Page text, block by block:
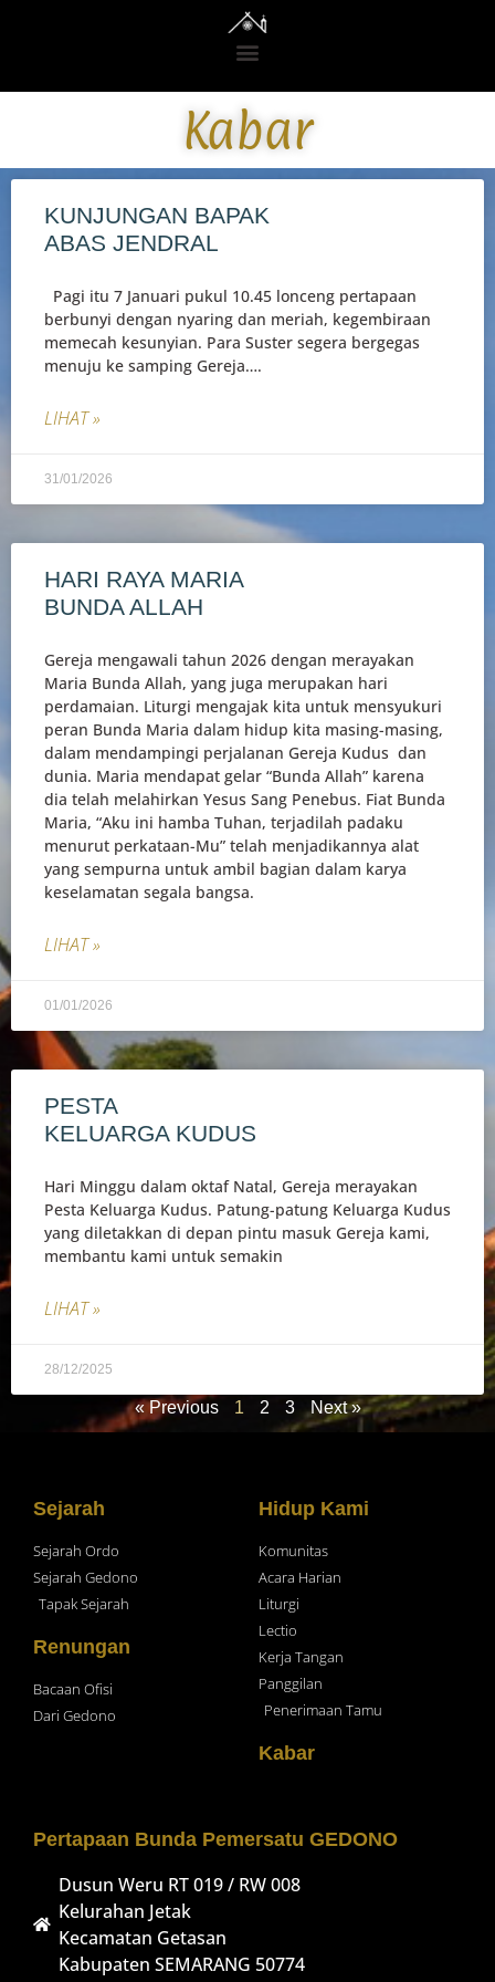
Kabar
KUNJUNGAN BAPAK
ABAS JENDRAL
Pagi itu 7 Januari pukul 10.45 lonceng pertapaan
berbunyi dengan nyaring dan meriah, kegembiraan
memecah kesunyian. Para Suster segera bergegas
menuju ke samping Gereja….
LIHAT »
31/01/2026
HARI RAYA MARIA
BUNDA ALLAH
Gereja mengawali tahun 2026 dengan merayakan
Maria Bunda Allah, yang juga merupakan hari
perdamaian. Liturgi mengajak kita untuk mensyukuri
peran Bunda Maria dalam hidup kita masing-masing,
dalam mendampingi perjalanan Gereja Kudus dan
dunia. Maria mendapat gelar “Bunda Allah” karena
dia telah melahirkan Yesus Sang Penebus. Fiat Bunda
Maria, “Aku ini hamba Tuhan, terjadilah padaku
menurut perkataan-Mu” telah menjadikannya alat
yang sempurna untuk ambil bagian dalam karya
keselamatan segala bangsa.
LIHAT »
01/01/2026
PESTA
KELUARGA KUDUS
Hari Minggu dalam oktaf Natal, Gereja merayakan
Pesta Keluarga Kudus. Patung-patung Keluarga Kudus
yang diletakkan di depan pintu masuk Gereja kami,
membantu kami untuk semakin
LIHAT »
28/12/2025
« Previous 1 2 3 Next »
Sejarah
Sejarah Ordo
Sejarah Gedono
Tapak Sejarah
Renungan
Bacaan Ofisi
Dari Gedono
Hidup Kami
Komunitas
Acara Harian
Liturgi
Lectio
Kerja Tangan
Panggilan
Penerimaan Tamu
Kabar
Pertapaan Bunda Pemersatu GEDONO
Dusun Weru RT 019 / RW 008
Kelurahan Jetak
Kecamatan Getasan
Kabupaten SEMARANG 50774